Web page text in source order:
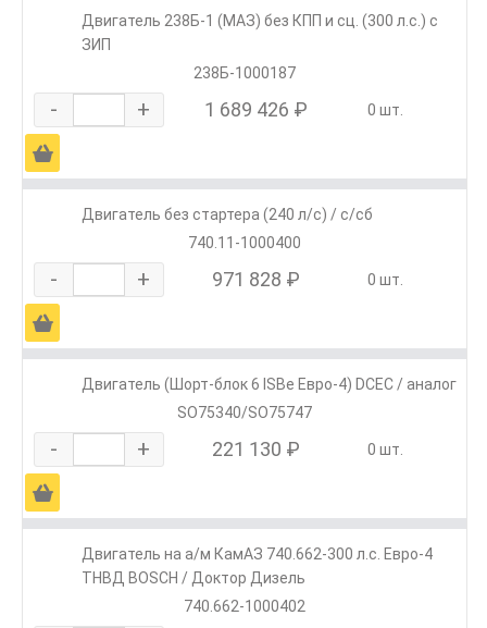
Двигатель 238Б-1 (МАЗ) без КПП и сц. (300 л.с.) с
ЗИП
238Б-1000187
- + 1 689 426 ₽ 0 шт.
Ä
Двигатель без стартера (240 л/с) / с/сб
740.11-1000400
- + 971 828 ₽ 0 шт.
Ä
Двигатель (Шорт-блок 6 ISBe Евро-4) DCEC / аналог
SO75340/SO75747
- + 221 130 ₽ 0 шт.
Ä
Двигатель на а/м КамАЗ 740.662-300 л.с. Евро-4
ТНВД BOSCH / Доктор Дизель
740.662-1000402